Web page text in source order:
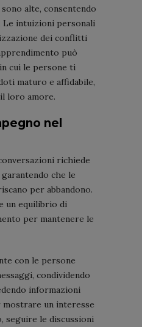
alte, consentendo
Le intuizioni personali
dei conflitti
può
cui le persone ti
maturo e affidabile,
loro amore.
nel
richiede
che le
per abbandono.
un equilibrio di
per mantenere le
con le persone
condividendo
informazioni
un interesse
seguire le discussioni